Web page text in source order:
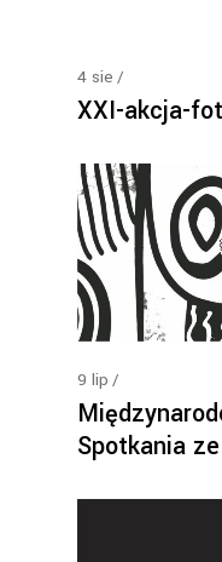
4 sie
XXI-akcja-
9 lip
Spotkania